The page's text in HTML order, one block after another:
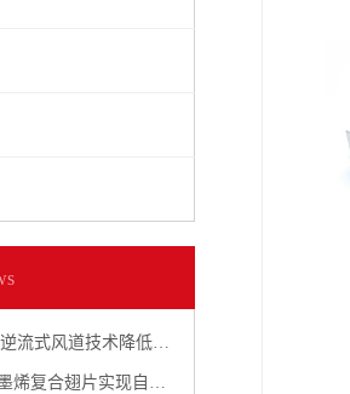
道技术降低运维成本30%
实现自清洁与防腐双重突破